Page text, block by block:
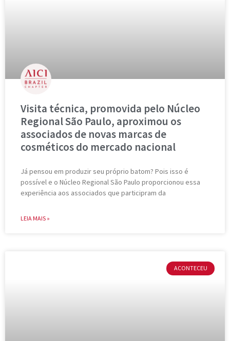
Visita técnica, promovida pelo Núcleo
Regional São Paulo, aproximou os
associados de novas marcas de
cosméticos do mercado nacional
Já pensou em produzir seu próprio batom? Pois isso é
possível e o Núcleo Regional São Paulo proporcionou essa
experiência aos associados que participram da
LEIA MAIS »
ACONTECEU